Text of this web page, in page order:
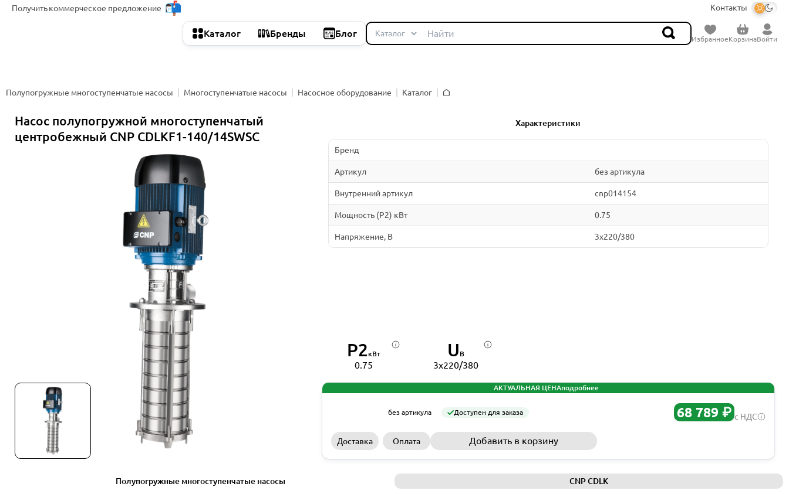
Получитькоммерческое предложение Контакты
Каталог Бренды Блог
ИзбранноеКорзинаВойти
Полупогружные многоступенчатые насосы Многоступенчатые насосы Насосное оборудование
Каталог
Насос полупогружной многоступенчатый
центробежный CNP CDLKF1-140/14SWSC
Характеристики
Бренд
Артикул без артикула
Внутренний артикул cnp014154
Мощность (P2) кВт 0.75
Напряжение, В 3x220/380
P2кВт
0.75
U В
3x220/380
АКТУАЛЬНАЯ ЦЕНАподробнее
без артикула Доступен для заказа 68 789 ₽ с НДС
Доставка Оплата Добавить в корзину
Полупогружные многоступенчатые насосы CNP CDLK